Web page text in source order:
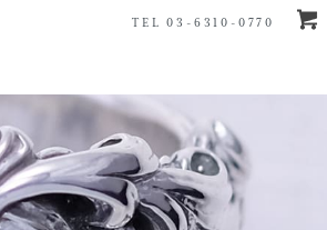
TEL 03-6310-0770